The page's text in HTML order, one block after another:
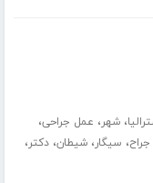
،شهر، عمل جراحی،
جراح، سیگار،شیطان،دکتر،